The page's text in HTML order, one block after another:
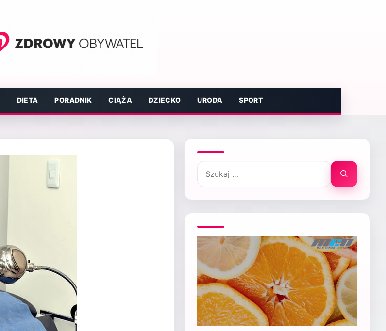
DIETA PORADNIK CIĄŻA DZIECKO URODA SPORT
Szukaj: